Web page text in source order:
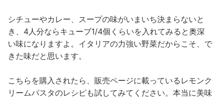
シチューやカレー、スープの味がいまいち決まらないと
き、4人分ならキューブ1/4個くらいを入れてみると奥深
い味になりますよ。イタリアの力強い野菜だからこそ、で
きた味だと思います。
こちらを購入されたら、販売ページに載っているレモンク
リームパスタのレシピも試してみてください。本当に美味